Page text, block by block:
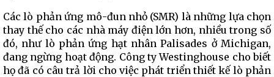
Các lò phản ứng mô-đun nhỏ (SMR) là những lựa chọn
thay thế cho các nhà máy điện lớn hơn, nhiều trong số
đó, như lò phản ứng hạt nhân Palisades ở Michigan,
đang ngừng hoạt động. Công ty Westinghouse cho biết
họ đã có câu trả lời cho việc phát triển thiết kế lò phản